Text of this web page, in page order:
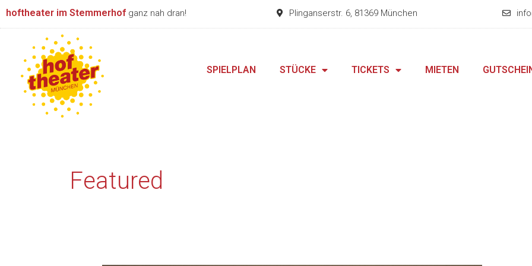
Zum
hoftheater im Stemmerhof ganz nah dran! Plinganserstr. 6, 81369 München
SPIELPLAN STÜCKE TICKETS MIETEN
Featured